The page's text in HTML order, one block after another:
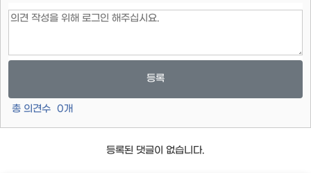
등록
총 의견수 0개
등록된 댓글이 없습니다.